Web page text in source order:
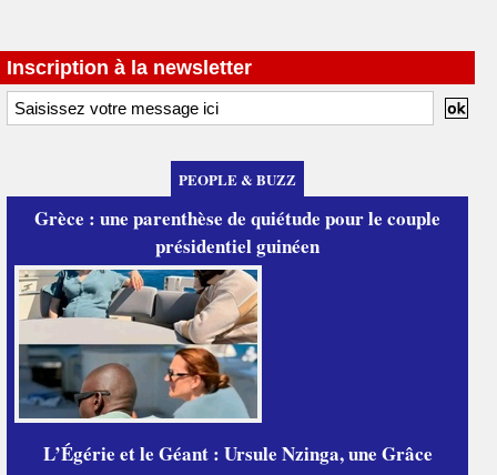
Inscription à la newsletter
PEOPLE & BUZZ
Grèce : une parenthèse de quiétude pour le couple
présidentiel guinéen
L’Égérie et le Géant : Ursule Nzinga, une Grâce